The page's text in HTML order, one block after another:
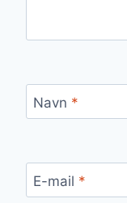
Navn *
E-mail *